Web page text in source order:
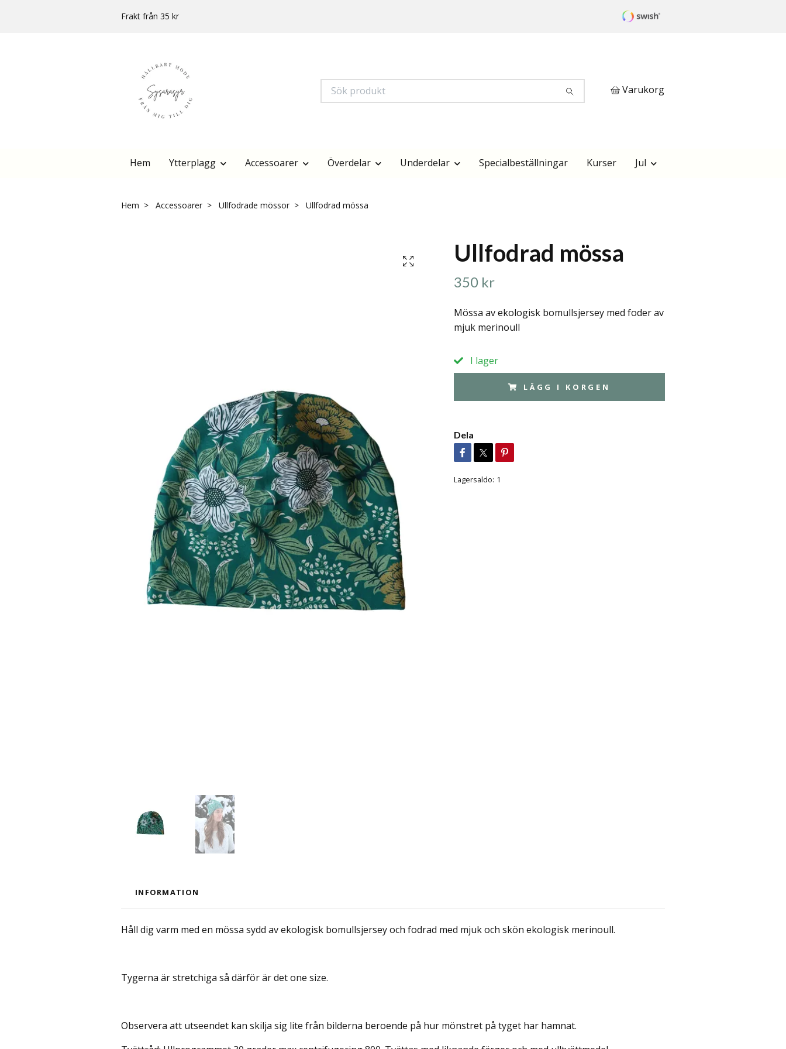
Frakt från 35 kr
Varukorg
Hem Ytterplagg Accessoarer Överdelar Underdelar Specialbeställningar Kurser Jul
Hem Accessoarer Ullfodrade mössor Ullfodrad mössa
Ullfodrad mössa
350 kr
Mössa av ekologisk bomullsjersey med foder av
mjuk merinoull
I lager
LÄGG I KORGEN
Dela
Lagersaldo: 1
INFORMATION
Håll dig varm med en mössa sydd av ekologisk bomullsjersey och fodrad med mjuk och skön ekologisk merinoull.
Tygerna är stretchiga så därför är det one size.
Observera att utseendet kan skilja sig lite från bilderna beroende på hur mönstret på tyget har hamnat.